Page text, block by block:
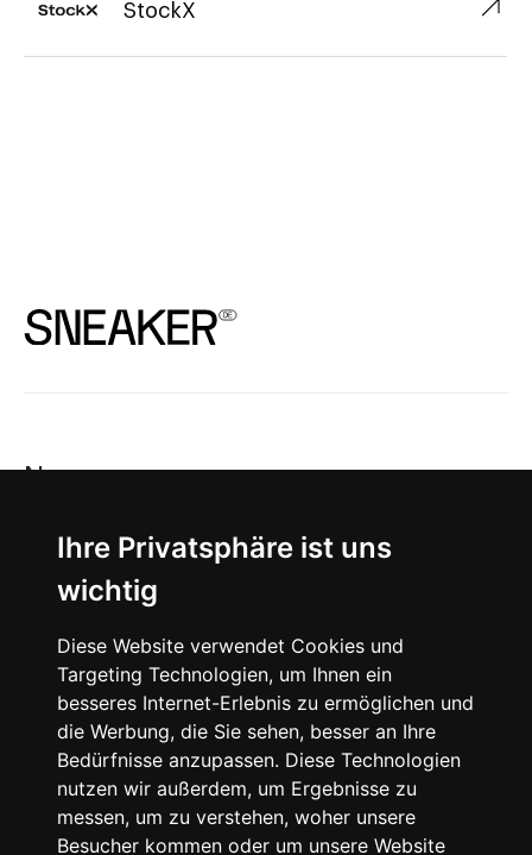
Ihre Privatsphäre ist uns
wichtig
Diese Website verwendet Cookies und
Targeting Technologien, um Ihnen ein
besseres Internet-Erlebnis zu ermöglichen und
die Werbung, die Sie sehen, besser an Ihre
Bedürfnisse anzupassen. Diese Technologien
nutzen wir außerdem, um Ergebnisse zu
messen, um zu verstehen, woher unsere
Besucher kommen oder um unsere Website
StockX ↗︎
News
About
Instagram
Facebook
© 2024 SNEAKERᴰᴱ, All rights reserved.